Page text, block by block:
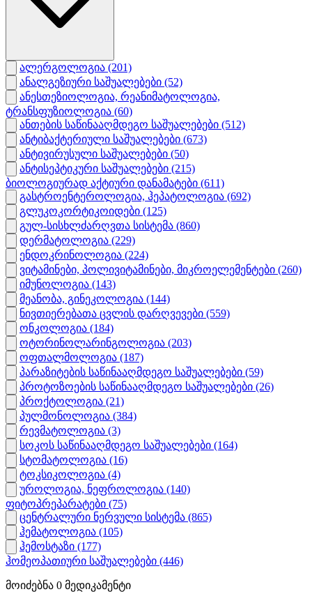
ალერგოლოგია (201)
ანალგეზიური საშუალებები (52)
ანესთეზიოლოგია, რეანიმატოლოგია,
ტრანსფუზიოლოგია (60)
ანთების საწინააღმდეგო საშუალებები (512)
ანტიბაქტერიული საშუალებები (673)
ანტივირუსული საშუალებები (50)
ანტისეპტიკური საშუალებები (215)
ბიოლოგიურად აქტიური დანამატები (611)
გასტროენტეროლოგია, ჰეპატოლოგია (692)
გლუკოკორტიკოიდები (125)
გულ-სისხლძარღვთა სისტემა (860)
დერმატოლოგია (229)
ენდოკრინოლოგია (224)
ვიტამინები, პოლივიტამინები, მიკროელემენტები (260)
იმუნოლოგია (143)
მეანობა, გინეკოლოგია (144)
ნივთიერებათა ცვლის დარღვევები (559)
ონკოლოგია (184)
ოტორინოლარინგოლოგია (203)
ოფთალმოლოგია (187)
პარაზიტების საწინააღმდეგო საშუალებები (59)
პროტოზოების საწინააღმდეგო საშუალებები (26)
პროქტოლოგია (21)
პულმონოლოგია (384)
რევმატოლოგია (3)
სოკოს საწინააღმდეგო საშუალებები (164)
სტომატოლოგია (16)
ტოკსიკოლოგია (4)
უროლოგია, ნეფროლოგია (140)
ფიტოპრეპარატები (75)
ცენტრალური ნერვული სისტემა (865)
ჰემატოლოგია (105)
ჰემოსტაზი (177)
ჰომეოპათიური საშუალებები (446)
მოიძებნა 0 მედიკამენტი